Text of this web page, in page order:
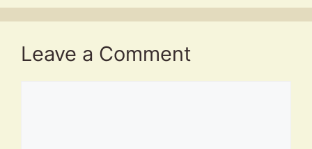
Leave a Comment